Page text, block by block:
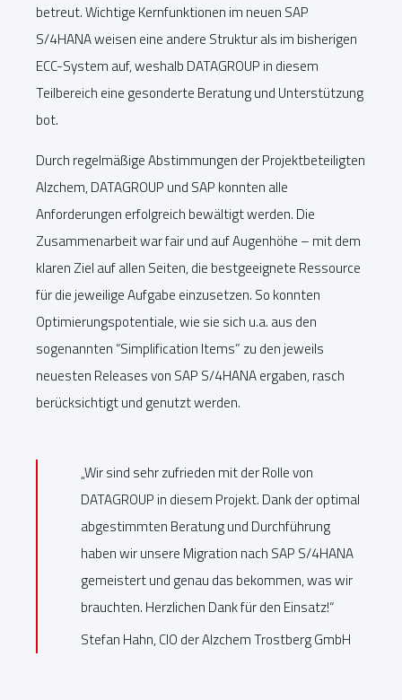
betreut. Wichtige Kernfunktionen im neuen SAP
S/4HANA weisen eine andere Struktur als im bisherigen
ECC-System auf, weshalb DATAGROUP in diesem
Teilbereich eine gesonderte Beratung und Unterstützung
bot.
Durch regelmäßige Abstimmungen der Projektbeteiligten
Alzchem, DATAGROUP und SAP konnten alle
Anforderungen erfolgreich bewältigt werden. Die
Zusammenarbeit war fair und auf Augenhöhe – mit dem
klaren Ziel auf allen Seiten, die bestgeeignete Ressource
für die jeweilige Aufgabe einzusetzen. So konnten
Optimierungspotentiale, wie sie sich u.a. aus den
sogenannten “Simplification Items” zu den jeweils
neuesten Releases von SAP S/4HANA ergaben, rasch
berücksichtigt und genutzt werden.
„Wir sind sehr zufrieden mit der Rolle von
DATAGROUP in diesem Projekt. Dank der optimal
abgestimmten Beratung und Durchführung
haben wir unsere Migration nach SAP S/4HANA
gemeistert und genau das bekommen, was wir
brauchten. Herzlichen Dank für den Einsatz!“
Stefan Hahn, CIO der Alzchem Trostberg GmbH